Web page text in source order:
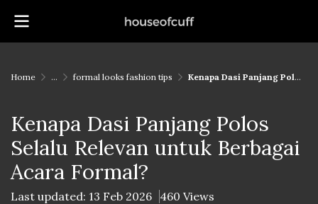
Home ... formal looks fashion tips Kenapa Dasi Panjang Polos Selalu Relevan untuk Berbagai Acara Formal?
Kenapa Dasi Panjang Polos
Selalu Relevan untuk Berbagai
Acara Formal?
Last updated: 13 Feb 2026 460 Views